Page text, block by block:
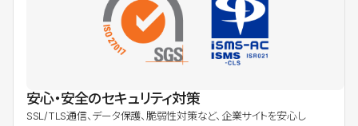
安心・安全のセキュリティ対策
SSL/TLS通信、データ保護、脆弱性対策など、企業サイトを安心し